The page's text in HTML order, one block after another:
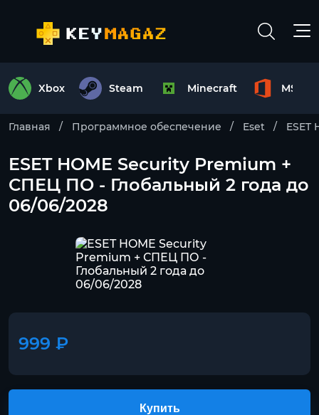
Xbox Steam Minecraft MS
Главная Программное обеспечение Eset ESET
ESET HOME Security Premium +
СПЕЦ ПО - Глобальный 2 года до
06/06/2028
999 ₽
Купить